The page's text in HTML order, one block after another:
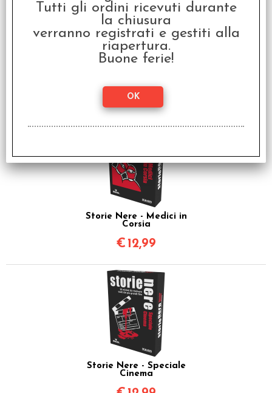
12,99
Storie Nere - Medici in
Corsia
€ 12,99
Storie Nere - Speciale
Cinema
Tutti gli ordini ricevuti durante
la chiusura
verranno registrati e gestiti alla
riapertura.
Buone ferie!